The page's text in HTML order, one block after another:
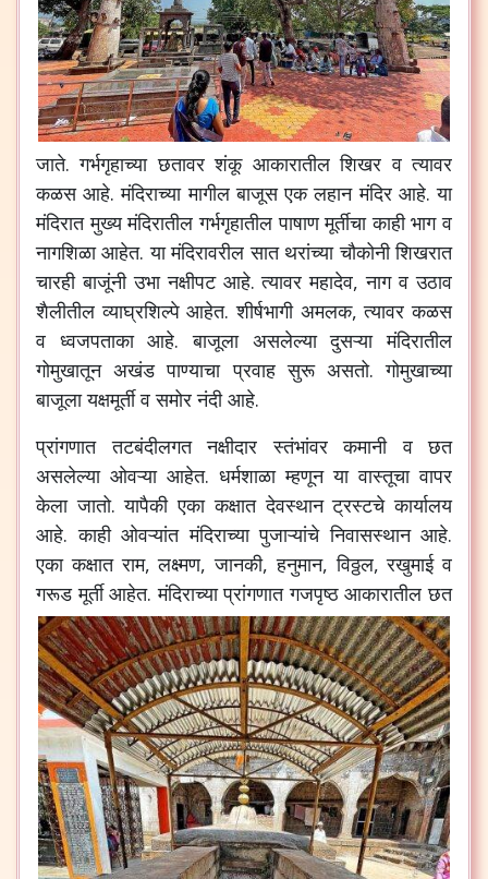
जाते.गर्भगृहाच्या छतावर शंकू आकारातील शिखर व त्यावर
कळस आहे.मंदिराच्या मागील बाजूस एक लहान मंदिर आहे.या
मंदिरात मुख्य मंदिरातील गर्भगृहातील पाषाण मूर्तीचा काही भाग व
नागशिळा आहेत.या मंदिरावरील सात थरांच्या चौकोनी शिखरात
चारही बाजूंनी उभा नक्षीपट आहे.त्यावर महादेव,नाग व उठाव
शैलीतील व्याघ्रशिल्पे आहेत.शीर्षभागी अमलक,त्यावर कळस
व ध्वजपताका आहे.बाजूला असलेल्या दुसऱ्या मंदिरातील
गोमुखातून अखंड पाण्याचा प्रवाह सुरू असतो.गोमुखाच्या
बाजूला यक्षमूर्ती व समोर नंदी आहे.
प्रांगणात
तटबंदीलगत नक्षीदार स्तंभांवर कमानी व
छत
असलेल्या ओवऱ्या आहेत. धर्मशाळा म्हणून या वास्तूचा वापर
केला जातो.यापैकी एका कक्षात देवस्थान ट्रस्टचे कार्यालय
आहे.काही ओवऱ्यांत मंदिराच्या पुजाऱ्यांचे निवासस्थान आहे.
एका कक्षात राम,लक्ष्मण,जानकी,हनुमान,विठ्ठल,रखुमाई व
गरूड मूर्ती आहेत.मंदिराच्या प्रांगणात गजपृष्ठ आकारातील छत